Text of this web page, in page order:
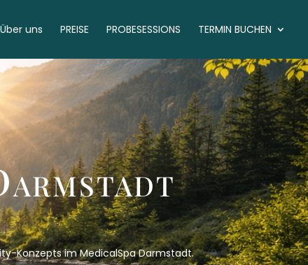
uns PREISE PROBESESSIONS TERMIN BUCHEN
Konzepts im MedicalSpa Darmstadt.